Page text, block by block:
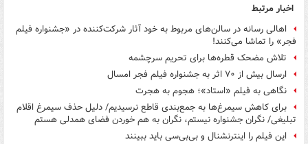
اخبار مرتبط
اهالی رسانه در سالن‌های مربوط به خود آثار شرکت‌کننده در «جشنواره فیلم
فجر» را تماشا می‌کنند!
تلاش مضحک قطره‌ها برای تحریم سرچشمه
ارسال بیش از ۷۰ اثر به جشنواره فیلم فجر امسال
نگاهی به فیلم «استاد»؛ هجوم به هجرت
برای کاهش سیمرغ‌ها به جمع‌بندی قاطع نرسیدیم/ دلیل حذف سیمرغ اقلام
تبلیغی/ نگران جشنواره نیستم، نگران به هم خوردن فضای همدلی هستم
این فیلم را اینترنشنال و بی‌بی‌سی باید ببینند